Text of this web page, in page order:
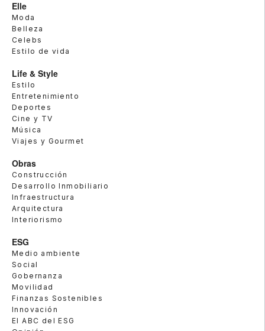
Elle
Moda
Belleza
Celebs
Estilo de vida
Life & Style
Estilo
Entretenimiento
Deportes
Cine y TV
Música
Viajes y Gourmet
Obras
Construcción
Desarrollo Inmobiliario
Infraestructura
Arquitectura
Interiorismo
ESG
Medio ambiente
Social
Gobernanza
Movilidad
Finanzas Sostenibles
Innovación
El ABC del ESG